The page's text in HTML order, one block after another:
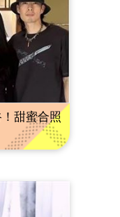
甜蜜合照